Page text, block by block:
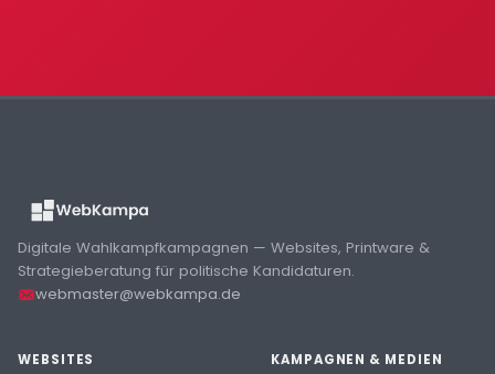
Digitale Wahlkampfkampagnen — Websites, Printware &
Strategieberatung für politische Kandidaturen.
webmaster@webkampa.de
WEBSITES KAMPAGNEN & MEDIEN